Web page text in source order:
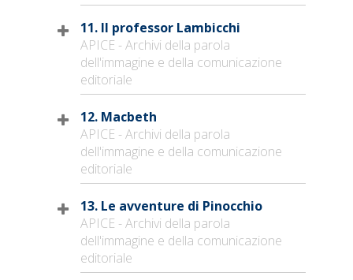
11. Il professor Lambicchi
APICE - Archivi della parola
dell'immagine e della comunicazione
editoriale
12. Macbeth
APICE - Archivi della parola
dell'immagine e della comunicazione
editoriale
13. Le avventure di Pinocchio
APICE - Archivi della parola
dell'immagine e della comunicazione
editoriale